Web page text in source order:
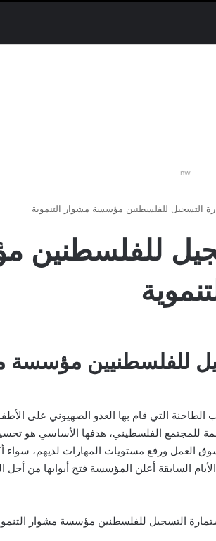
nw
التسجيل للفلسطنين مؤسسة مشوار التنموية
للفلسطنين
للفلسطنيين مؤسسة
التي قام بها العدو الصهيوني على
للمجتمع الفلسطيني، هدفها الأساسي هو
العمل ورفع مستويات المهارات لديهم،
السابقة أعلن المؤسسة فتح أبوابها من أجل
التسجيل للفلسطنين مؤسسة مشوار